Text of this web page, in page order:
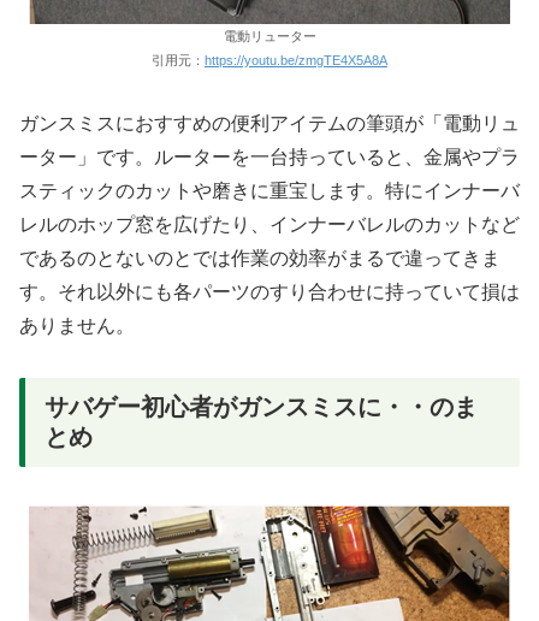
電動リューター
引用元： https://youtu.be/zmgTE4X5A8A
ガンスミスにおすすめの便利アイテムの筆頭が「電動リュ
ーター」です。ルーターを一台持っていると、金属やプラ
スティックのカットや磨きに重宝します。特にインナーバ
レルのホップ窓を広げたり、インナーバレルのカットなど
であるのとないのとでは作業の効率がまるで違ってきま
す。それ以外にも各パーツのすり合わせに持っていて損は
ありません。
サバゲー初心者がガンスミスに・・のま
とめ